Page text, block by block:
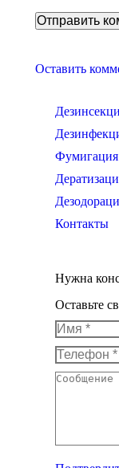
Оставить
Фумигация
Контакты
Нужна
Оставьте
Имя *
Телефон *
Сообщение